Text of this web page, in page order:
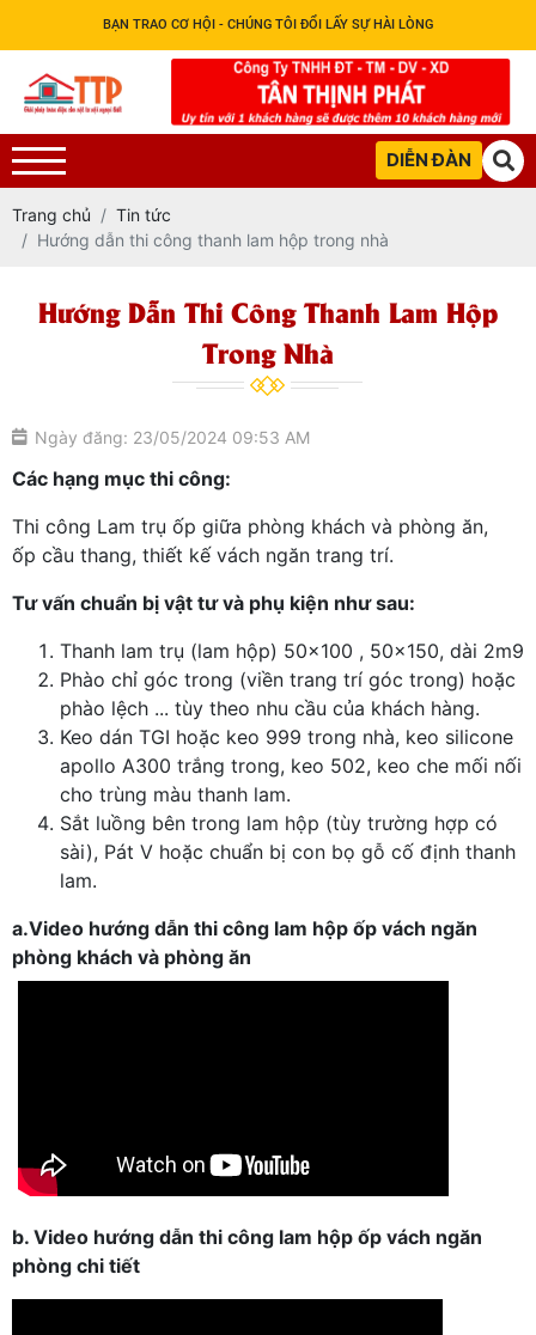
BẠN TRAO CƠ HỘI - CHÚNG TÔI ĐỔI LẤY SỰ HÀI LÒNG
DIỄN ĐÀN
Trang chủ
Tin tức
Hướng dẫn thi công thanh lam hộp trong nhà
Hướng Dẫn Thi Công Thanh Lam Hộp
Trong Nhà
Ngày đăng: 23/05/2024 09:53 AM
Các hạng mục thi công:
Thi công Lam trụ ốp giữa phòng khách và phòng ăn,
ốp cầu thang, thiết kế vách ngăn trang trí.
Tư vấn chuẩn bị vật tư và phụ kiện như sau:
Thanh lam trụ (lam hộp) 50x100 , 50x150, dài 2m9
Phào chỉ góc trong (viền trang trí góc trong) hoặc
phào lệch ... tùy theo nhu cầu của khách hàng.
Keo dán TGI hoặc keo 999 trong nhà, keo silicone
apollo A300 trắng trong, keo 502, keo che mối nối
cho trùng màu thanh lam.
Sắt luồng bên trong lam hộp (tùy trường hợp có
sài), Pát V hoặc chuẩn bị con bọ gỗ cố định thanh
lam.
a.Video hướng dẫn thi công lam hộp ốp vách ngăn
phòng khách và phòng ăn
b. Video hướng dẫn thi công lam hộp ốp vách ngăn
phòng chi tiết